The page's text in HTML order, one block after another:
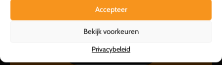
Accepteer
Bekijk voorkeuren
Privacybeleid
minimaal 6 uur koel blijft.
Ophalen kan bij de vestiging in Hattemerbroek, van
maandag tot en met zaterdag tussen 10:00 en 17:00
Heb je vragen ofspecifieke wensen?
WHATSAPP